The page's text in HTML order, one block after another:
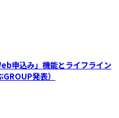
申込み」機能とライフライン
発表）